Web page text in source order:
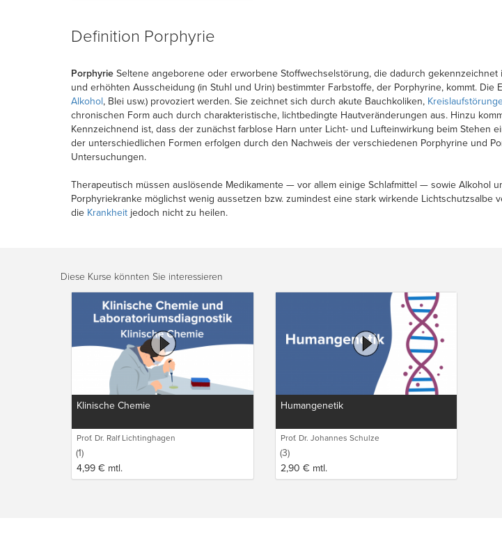
Definition Porphyrie
Porphyrie Seltene angeborene oder erworbene Stoffwechselstörung, die dadurch
und erhöhten Ausscheidung (in Stuhl und Urin) bestimmter Farbstoffe, der Porphyrine, kommt. Die
Alkohol, Blei usw.) provoziert werden. Sie zeichnet sich durch akute Bauchkoliken,
chronischen Form auch durch charakteristische, lichtbedingte Hautveränderungen aus. Hinzu
Kennzeichnend ist, dass der zunächst farblose Harn unter Licht- und Lufteinwirkung beim
der unterschiedlichen Formen erfolgen durch den Nachweis der verschiedenen Porphyrine und
Untersuchungen.
Therapeutisch müssen auslösende Medikamente — vor allem einige Schlafmittel — sowie Alkohol
Porphyriekranke möglichst wenig aussetzen bzw. zumindest eine stark wirkende Lichtschutzsalbe
die Krankheit jedoch nicht zu heilen.
Diese Kurse könnten Sie interessieren
Klinische Chemie
Prof. Dr. Ralf Lichtinghagen
(1)
4,99 € mtl.
Humangenetik
Prof. Dr. Johannes Schulze
(3)
2,90 € mtl.